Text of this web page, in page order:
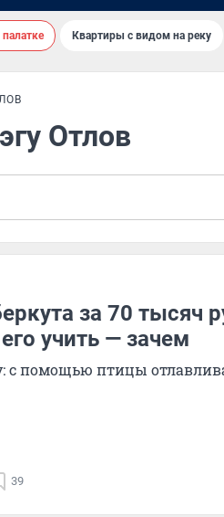
Квартиры с видом на реку
Отлов
за 70 тысяч
учить — зачем
с помощью птицы
39